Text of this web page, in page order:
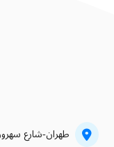
طهران-شارع